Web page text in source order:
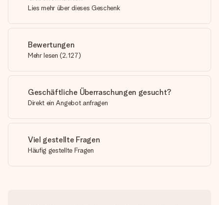
Lies mehr über dieses Geschenk
Bewertungen
Mehr lesen (2,127)
Geschäftliche Überraschungen gesucht?
Direkt ein Angebot anfragen
Viel gestellte Fragen
Häufig gestellte Fragen